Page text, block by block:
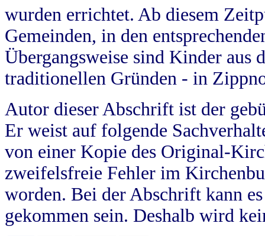
wurden errichtet. Ab diesem
Gemeinden, in den
Übergangsweise sind Kinder aus
traditionellen Gründen - in
Autor dieser Abschrift ist der
Er weist auf folgende
von einer Kopie des Original-
zweifelsfreie Fehler im
worden. Bei der Abschrift kann
gekommen sein. Deshalb wird